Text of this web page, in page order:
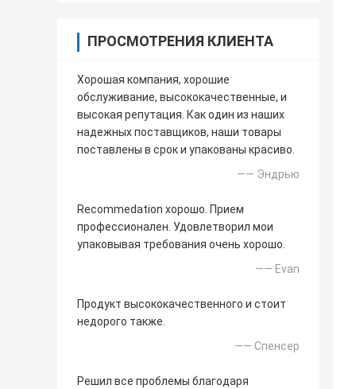
ПРОСМОТРЕНИЯ КЛИЕНТА
Хорошая компания, хорошие
обслуживание, высококачественные, и
высокая репутация. Как один из наших
надежных поставщиков, наши товары
поставлены в срок и упакованы красиво.
—— Эндрью
Recommedation хорошо. Прием
профессионален. Удовлетворил мои
упаковывая требования очень хорошо.
—— Evan
Продукт высококачественного и стоит
недорого также.
—— Спенсер
Решил все проблемы благодаря